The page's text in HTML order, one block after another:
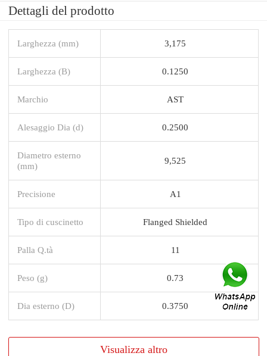
Dettagli del prodotto
Larghezza (mm) 3,175
Larghezza (B) 0.1250
Marchio AST
Alesaggio Dia (d) 0.2500
Diametro esterno
(mm)
9,525
Precisione A1
Tipo di cuscinetto Flanged Shielded
Palla Q.tà 11
Peso (g) 0.73
Dia esterno (D) 0.3750
Visualizza altro